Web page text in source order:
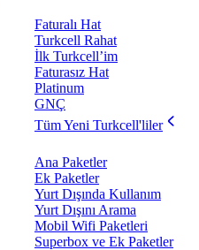
Faturalı Hat
Turkcell Rahat
İlk Turkcell’im
Faturasız Hat
Platinum
GNÇ
Tüm Yeni Turkcell'liler
Ana Paketler
Ek Paketler
Yurt Dışında Kullanım
Yurt Dışını Arama
Mobil Wifi Paketleri
Superbox ve Ek Paketler